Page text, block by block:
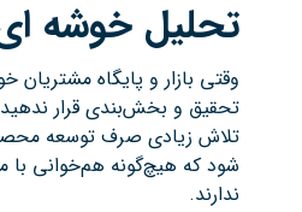
تحلیل خوشه
وقتی بازار و پایگاه مشتریان
تحقیق و بخش‌بندی قرار
تلاش زیادی صرف توسعه
شود که هیچ‌گونه هم‌خوانی با
ندارند.